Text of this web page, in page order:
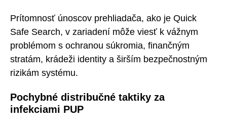
Prítomnosť únoscov prehliadača, ako je Quick
Safe Search, v zariadení môže viesť k vážnym
problémom s ochranou súkromia, finančným
stratám, krádeži identity a širším bezpečnostným
rizikám systému.
Pochybné distribučné taktiky za
infekciami PUP